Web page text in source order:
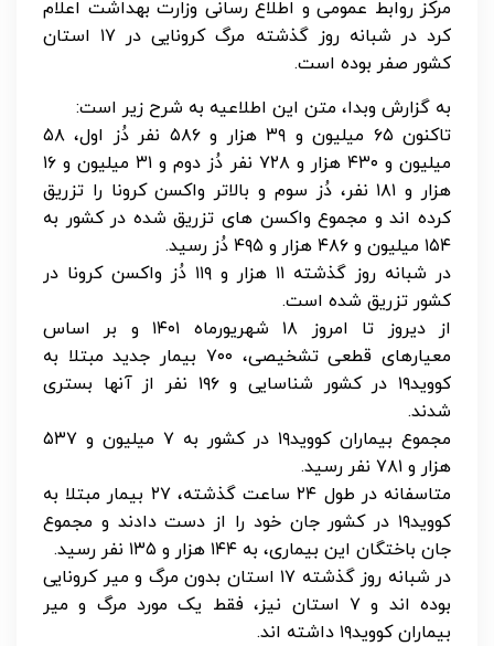
مرکز روابط عمومی و اطلاع رسانی وزارت بهداشت اعلام
کرد در شبانه روز گذشته مرگ کرونایی در ۱۷ استان
کشور صفر بوده است.
به گزارش وبدا، متن این اطلاعیه به شرح زیر است:
تاکنون ۶۵ میلیون و ۳۹ هزار و ۵۸۶ نفر دُز اول، ۵۸
میلیون و ۴۳۰ هزار و ۷۲۸ نفر دُز دوم و ۳۱ میلیون و ۱۶
هزار و ۱۸۱ نفر، دُز سوم و بالاتر واکسن کرونا را تزریق
کرده اند و مجموع واکسن های تزریق شده در کشور به
۱۵۴ میلیون و ۴۸۶ هزار و ۴۹۵ دُز رسید.
در شبانه روز گذشته ۱۱ هزار و ۱۱۹ دُز واکسن کرونا در
کشور تزریق شده است.
از دیروز تا امروز ۱۸ شهریورماه ۱۴۰۱ و بر اساس
معیارهای قطعی تشخیصی، ۷۰۰ بیمار جدید مبتلا به
کووید۱۹ در کشور شناسایی و ۱۹۶ نفر از آنها بستری
شدند.
مجموع بیماران کووید۱۹ در کشور به ۷ میلیون و ۵۳۷
هزار و ۷۸۱ نفر رسید.
متاسفانه در طول ۲۴ ساعت گذشته، ۲۷ بیمار مبتلا به
کووید۱۹ در کشور جان خود را از دست دادند و مجموع
جان باختگان این بیماری، به ۱۴۴ هزار و ۱۳۵ نفر رسید.
در شبانه روز گذشته ۱۷ استان بدون مرگ و میر کرونایی
بوده اند و ۷ استان نیز، فقط یک مورد مرگ و میر
بیماران کووید۱۹ داشته اند.